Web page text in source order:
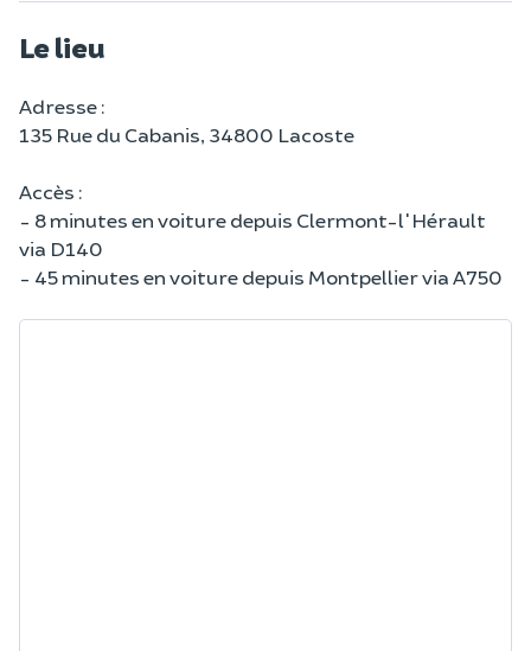
Le lieu
Adresse :
135 Rue du Cabanis, 34800 Lacoste
Accès :
- 8 minutes en voiture depuis Clermont-l'Hérault
via D140
- 45 minutes en voiture depuis Montpellier via A750